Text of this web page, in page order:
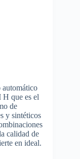
H que es el
de
y sintéticos
calidad de
en ideal.